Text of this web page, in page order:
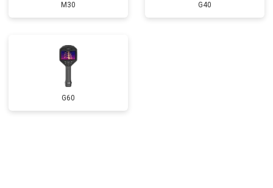
M30 G40
G60